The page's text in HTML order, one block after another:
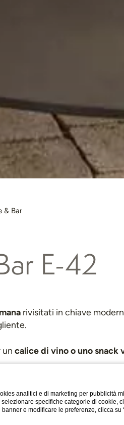
& Bar
E-42
rivisitati in chiave
un calice di vino o uno snack
analitici e di marketing per pubblicità
specifiche categorie di cookie,
e modificare le preferenze, clicca su